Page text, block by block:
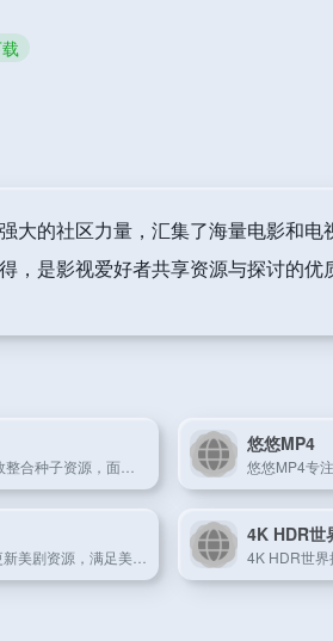
大的社区力量，汇集了海量电影和
，是影视爱好者共享资源与探讨的优
悠悠MP4
4K HDR世